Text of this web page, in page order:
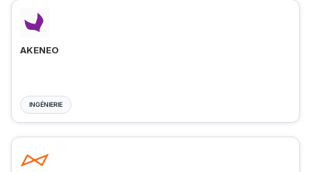
AKENEO
INGÉNIERIE